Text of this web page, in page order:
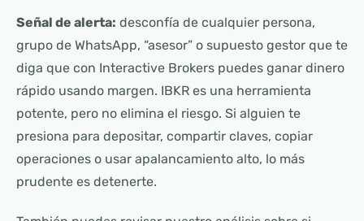
Señal de alerta: desconfía de cualquier persona,
grupo de WhatsApp, “asesor” o supuesto gestor que te
diga que con Interactive Brokers puedes ganar dinero
rápido usando margen. IBKR es una herramienta
potente, pero no elimina el riesgo. Si alguien te
presiona para depositar, compartir claves, copiar
operaciones o usar apalancamiento alto, lo más
prudente es detenerte.